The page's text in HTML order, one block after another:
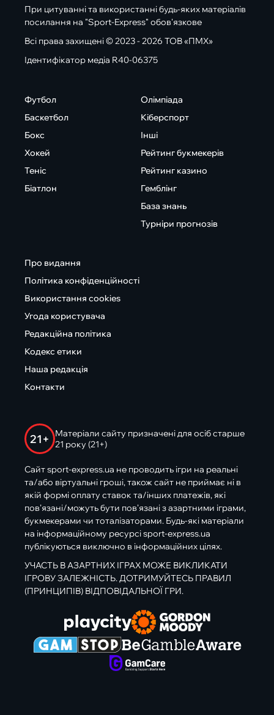
При цитуванні та використанні будь-яких матеріалів
посилання на "Sport-Express" обов'язкове
Всі права захищені © 2023 - 2026 ТОВ «ПМХ»
Ідентифікатор медіа R40-06375
Футбол
Баскетбол
Бокс
Хокей
Теніс
Біатлон
Олімпіада
Кіберспорт
Інші
Рейтинг букмекерів
Рейтинг казино
Гемблінг
База знань
Турніри прогнозів
Про видання
Політика конфіденційності
Використання cookies
Угода користувача
Редакційна політика
Кодекс етики
Наша редакція
Контакти
21+
Матеріали сайту призначені для осіб старше
21 року (21+)
Сайт sport-express.ua не проводить ігри на реальні
та/або віртуальні гроші, також сайт не приймає ні в
якій формі оплату ставок та/інших платежів, які
пов’язані/можуть бути пов’язані з азартними іграми,
букмекерами чи тоталізаторами. Будь-які матеріали
на інформаційному ресурсі sport-express.ua
публікуються виключно в інформаційних цілях.
УЧАСТЬ В АЗАРТНИХ ІГРАХ МОЖЕ ВИКЛИКАТИ
ІГРОВУ ЗАЛЕЖНІСТЬ. ДОТРИМУЙТЕСЬ ПРАВИЛ
(ПРИНЦИПІВ) ВІДПОВІДАЛЬНОЇ ГРИ.